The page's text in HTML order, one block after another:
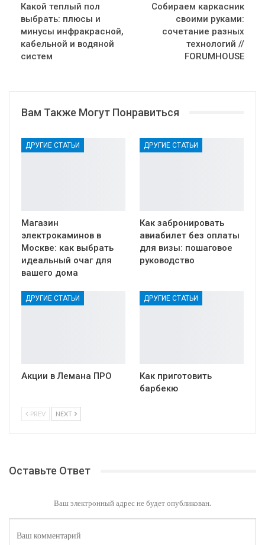
Какой теплый пол
выбрать: плюсы и
минусы инфракрасной,
кабельной и водяной
систем
Собираем каркасник
своими руками:
сочетание разных
технологий //
FORUMHOUSE
Вам Также Могут Понравиться
ДРУГИЕ СТАТЬИ
Магазин
электрокаминов в
Москве: как выбрать
идеальный очаг для
вашего дома
ДРУГИЕ СТАТЬИ
Как забронировать
авиабилет без оплаты
для визы: пошаговое
руководство
ДРУГИЕ СТАТЬИ
Акции в Лемана ПРО
ДРУГИЕ СТАТЬИ
Как приготовить
барбекю
PREV NEXT
Оставьте Ответ
Ваш электронный адрес не будет опубликован.